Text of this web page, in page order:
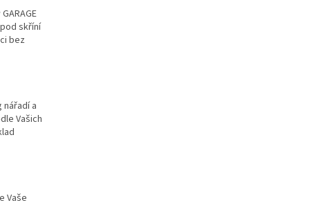
skříní
bez
a
Vašich
Vaše